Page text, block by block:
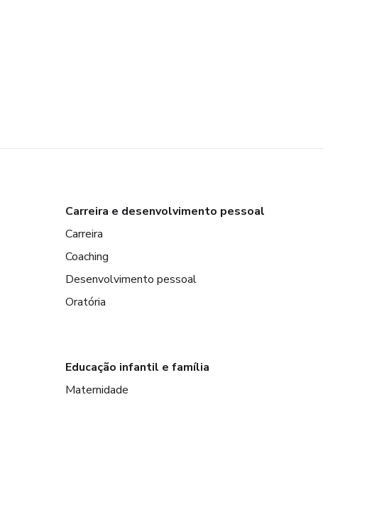
Carreira e desenvolvimento pessoal
Carreira
Coaching
Desenvolvimento pessoal
Oratória
Educação infantil e família
Maternidade